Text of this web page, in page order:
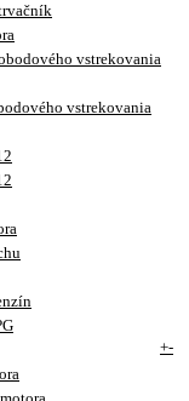
vstrekovania
vstrekovania
+-